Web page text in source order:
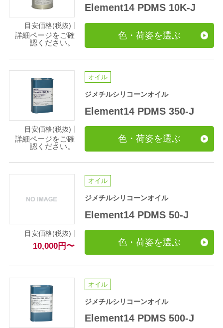
Element14 PDMS 10K-J
目安価格(税抜)
詳細ページをご確
認ください。
色・荷姿を選ぶ
オイル
ジメチルシリコーンオイル
Element14 PDMS 350-J
目安価格(税抜)
詳細ページをご確
認ください。
色・荷姿を選ぶ
オイル
ジメチルシリコーンオイル
Element14 PDMS 50-J
目安価格(税抜)
10,000円 〜 色・荷姿を選ぶ
オイル
ジメチルシリコーンオイル
Element14 PDMS 500-J